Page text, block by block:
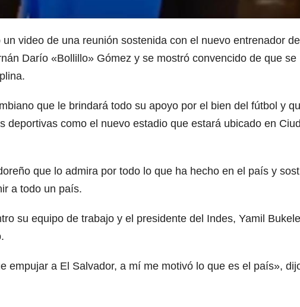
un video de una reunión sostenida con el nuevo entrenador
Darío «Bollillo» Gómez y se mostró convencido de que se
que le brindará todo su apoyo por el bien del fútbol y
deportivas como el nuevo estadio que estará ubicado en
que lo admira por todo lo que ha hecho en el país y
a todo un país.
su equipo de trabajo y el presidente del Indes, Yamil
empujar a El Salvador, a mí me motivó lo que es el país»,